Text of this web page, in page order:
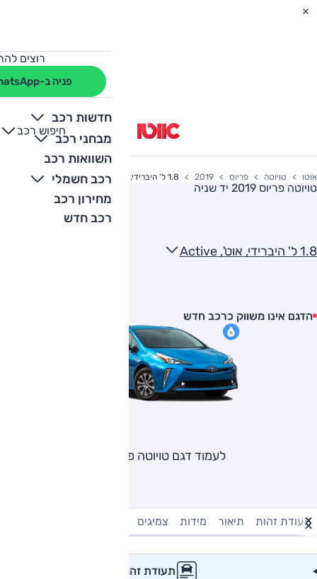
רוצים
פניה ב-WhatsApp
חדשות רכב
מבחני רכב
השוואות רכב
רכב חשמלי
מחירון רכב
רכב חדש
חיפוש רכב
+
-
אוטו טויוטה פריוס 2019 1.8 ל' היברידי, אוט', Active
טויוטה פריוס 2019 יד שניה
1.8 ל' היברידי, אוט', Active
הדגם אינו משווק כרכב חדש
לעמוד דגם טויוטה פריוס
תעודת זהות תיאור מידות צמיגים
תעודת זהות